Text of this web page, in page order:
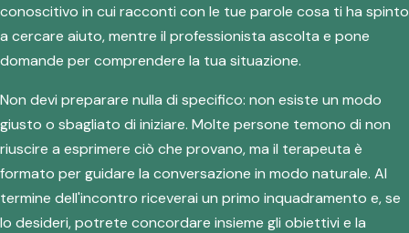
conoscitivo in cui racconti con le tue parole cosa ti ha spinto
a cercare aiuto, mentre il professionista ascolta e pone
domande per comprendere la tua situazione.
Non devi preparare nulla di specifico: non esiste un modo
giusto o sbagliato di iniziare. Molte persone temono di non
riuscire a esprimere ciò che provano, ma il terapeuta è
formato per guidare la conversazione in modo naturale. Al
termine dell'incontro riceverai un primo inquadramento e, se
lo desideri, potrete concordare insieme gli obiettivi e la